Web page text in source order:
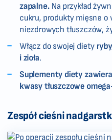
zapalne. Na przykład
cukru, produkty mięsne o
niezdrowych tłuszczów,
Włącz do swojej diety
i zioła.
Suplementy diety
kwasy tłuszczowe
Zespół cieśni